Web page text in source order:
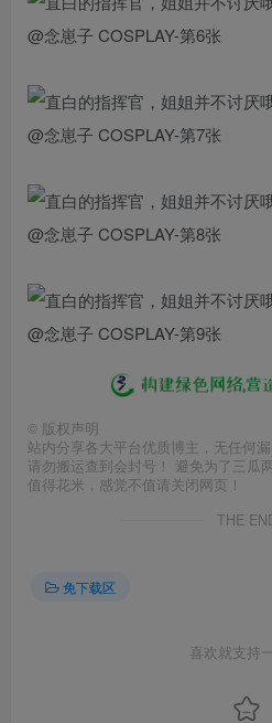
© 版权声明
站内分享各大平台优质博主，无任何
请勿搬运查到会封号！ 避免为了三瓜
值得花米，感觉不值请关闭网页！
THE
免下载区
喜欢就支持